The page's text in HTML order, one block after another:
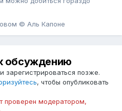
© Аль Капоне
обсуждению
зарегистрироваться позже.
, чтобы опубликовать
проверен модератором,